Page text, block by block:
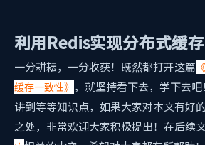
利用Redis实现分布式缓
一分耕耘，一分收获！既然都打开这篇
缓存一致性》 ，就坚持看下去，学下去
讲到等等知识点，如果大家对本文有好
之处，非常欢迎大家积极提出！在后续